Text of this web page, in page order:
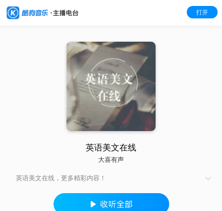
打开
英语美文在线
大喜有声
英语美文在线，更多精彩内容！